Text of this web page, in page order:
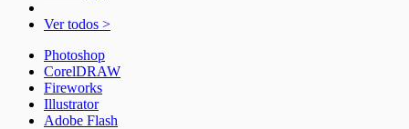
Ver todos >
Photoshop
CorelDRAW
Fireworks
Illustrator
Adobe Flash